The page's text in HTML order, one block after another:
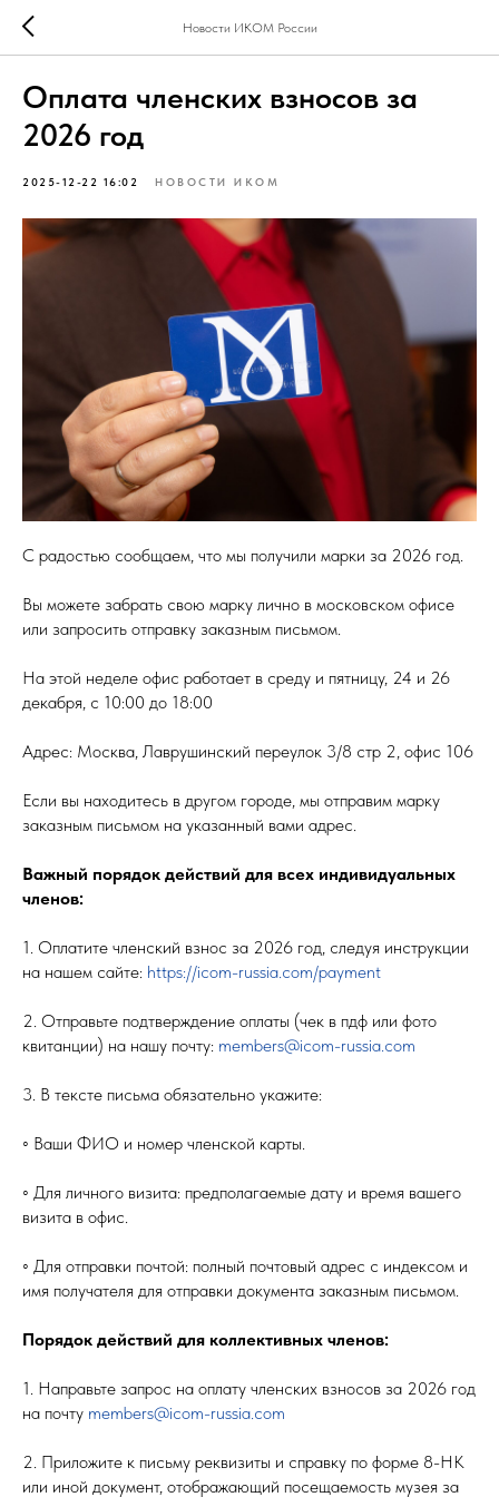
Новости ИКОМ России
Оплата членских взносов за
2026 год
2025-12-22 16:02 НОВОСТИ ИКОМ
С радостью сообщаем, что мы получили марки за 2026 год.
Вы можете забрать свою марку лично в московском офисе
или запросить отправку заказным письмом.
На этой неделе офис работает в среду и пятницу, 24 и 26
декабря, с 10:00 до 18:00
Адрес: Москва, Лаврушинский переулок 3/8 стр 2, офис 106
Если вы находитесь в другом городе, мы отправим марку
заказным письмом на указанный вами адрес.
Важный порядок действий для всех индивидуальных
членов:
1. Оплатите членский взнос за 2026 год, следуя инструкции
на нашем сайте: https://icom-russia.com/payment
2. Отправьте подтверждение оплаты (чек в пдф или фото
квитанции) на нашу почту: members@icom-russia.com
3. В тексте письма обязательно укажите:
◦ Ваши ФИО и номер членской карты.
◦ Для личного визита: предполагаемые дату и время вашего
визита в офис.
◦ Для отправки почтой: полный почтовый адрес с индексом и
имя получателя для отправки документа заказным письмом.
Порядок действий для коллективных членов:
1. Направьте запрос на оплату членских взносов за 2026 год
на почту members@icom-russia.com
2. Приложите к письму реквизиты и справку по форме 8-НК
или иной документ, отображающий посещаемость музея за